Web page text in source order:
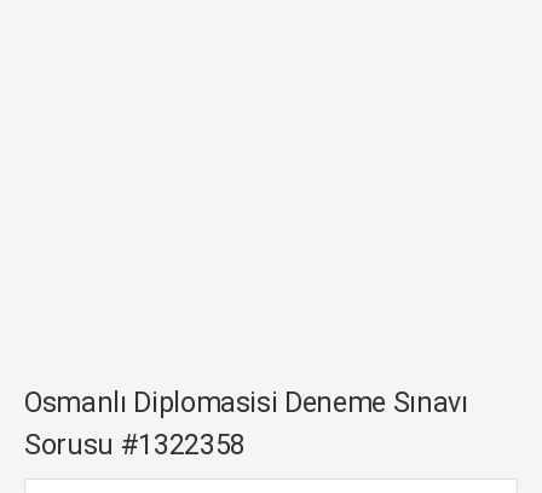
Osmanlı Diplomasisi Deneme Sınavı
Sorusu #1322358